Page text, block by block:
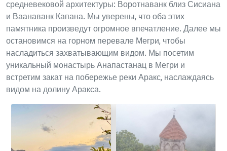
средневековой архитектуры: Воротнаванк близ Сисиана
и Ваанаванк Капана. Мы уверены, что оба этих
памятника произведут огромное впечатление. Далее мы
остановимся на горном перевале Мегри, чтобы
насладиться захватывающим видом. Мы посетим
уникальный монастырь Анапастанац в Мегри и
встретим закат на побережье реки Аракс, наслаждаясь
видом на долину Аракса.